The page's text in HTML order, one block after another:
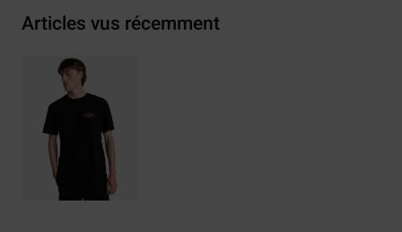
Articles vus récemment